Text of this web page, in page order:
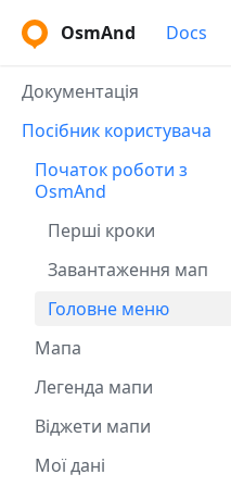
OsmAnd Docs
Документація
Посібник користувача
Початок роботи з
OsmAnd
Перші кроки
Завантаження мап
Головне меню
Мапа
Легенда мапи
Віджети мапи
Мої дані